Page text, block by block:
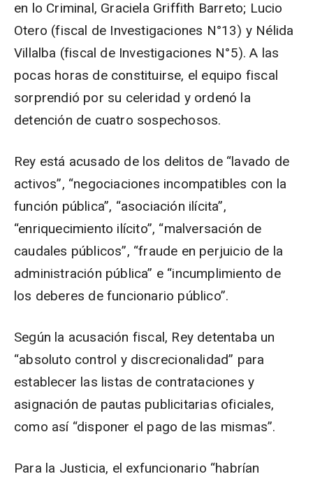
en lo Criminal, Graciela Griffith Barreto; Lucio
Otero (fiscal de Investigaciones N°13) y Nélida
Villalba (fiscal de Investigaciones N°5). A las
pocas horas de constituirse, el equipo fiscal
sorprendió por su celeridad y ordenó la
detención de cuatro sospechosos.
Rey está acusado de los delitos de “lavado de
activos”, “negociaciones incompatibles con la
función pública”, “asociación ilícita”,
“enriquecimiento ilícito”, “malversación de
caudales públicos”, “fraude en perjuicio de la
administración pública” e “incumplimiento de
los deberes de funcionario público”.
Según la acusación fiscal, Rey detentaba un
“absoluto control y discrecionalidad” para
establecer las listas de contrataciones y
asignación de pautas publicitarias oficiales,
como así “disponer el pago de las mismas”.
Para la Justicia, el exfuncionario “habrían